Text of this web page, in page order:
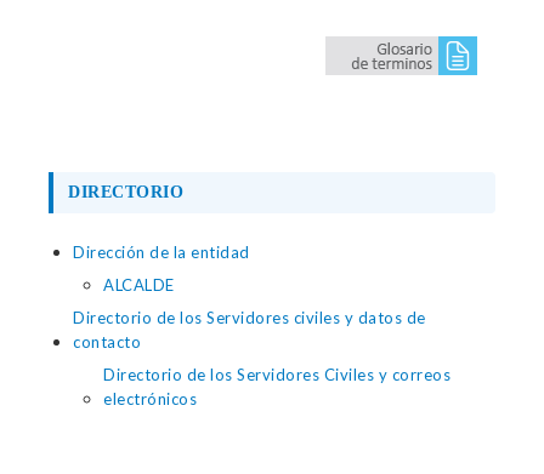
DIRECTORIO
Dirección de la entidad
ALCALDE
Directorio de los Servidores civiles y datos de
contacto
Directorio de los Servidores Civiles y correos
electrónicos